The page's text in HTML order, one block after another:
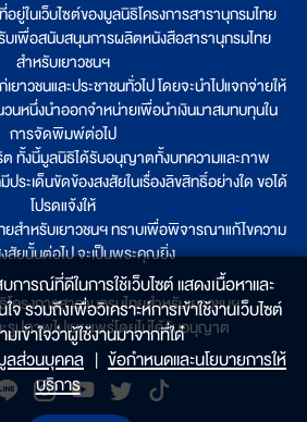
ยู่ในเว็บไซต์ของมูลนิธิโครงการสารานุกรมไทย
บเพื่อสนับสนุนการผลิตหนังสือสารานุกรมไทย
สำหรับเยาวชนฯ
ยาวชนและประชาชนทั่วไป โดยจะนำไปแจกจ่ายให้
วนหนึ่งนำออกจำหน่ายเพื่อนำเงินมาสมทบทุนใน
การจัดพิมพ์ต่อไป
ต ทั้งนี้มูลนิธิได้รับอนุญาตทั้งบทความและภาพ
ระเด็นขัดข้องสงสัยในเรื่องลิขสิทธิ์อย่างใด ขอได้
โปรดแจ้งให้
ยสำหรับเยาวชนฯ ทราบเพื่อพิจารณาแก้ไขความ
สัยนั้นต่อไป จะเป็นพระคุณยิ่ง
ครงการสารานุกรมไทยสำหรับเยาวชนฯ
รูปภาพไปเผยแพร่โดยไม่ได้รับอนุญาต
การณ์ที่ดีในการใช้เว็บไซต์ แสดงเนื้อหาและ
รวมถึงเพื่อวิเคราะห์การเข้าใช้งานเว็บไซต์
มเข้าใจว่าผู้ใช้งานมาจากที่ใด๋
ลส่วนบุคคล | ข้อกำหนดและนโยบายการให้
บริการ